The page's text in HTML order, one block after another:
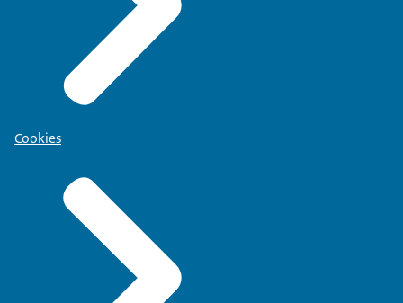
Cookies